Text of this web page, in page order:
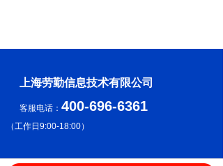
客服电话： 400-696-6361
（工作日9:00-18:00）
上海劳勤信息技术有限公司